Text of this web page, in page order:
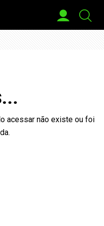
acessar não existe ou foi